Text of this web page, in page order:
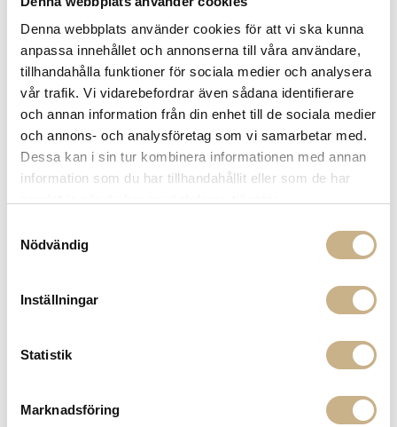
Denna webbplats använder cookies för att vi ska kunna
anpassa innehållet och annonserna till våra användare,
tillhandahålla funktioner för sociala medier och analysera
vår trafik. Vi vidarebefordrar även sådana identifierare
och annan information från din enhet till de sociala medier
och annons- och analysföretag som vi samarbetar med.
Dessa kan i sin tur kombinera informationen med annan
information som du har tillhandahållit eller som de har
Nödvändig
Inställningar
Statistik
Marknadsföring
VAUGHAN
BORDSLAMPA - FARNHAM DESK
LAMP
VAUGHAN
BORDSLAMPA - ROCK TABLE
LAMP
Fler varianter
GOLD LED
I lager
SETTECENTESCO GREEN/IVORY